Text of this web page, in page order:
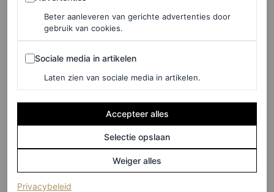
de monochrome pakken waren het vooral de slotlooks
met cleane bovenkleding en een
franjes aan de onderkant die de aandacht trokken.
Beter aanleveren van gerichte advertenties door
gebruik van cookies.
Sociale media in artikelen
Sociale media in artikelen
Laten zien van sociale media in artikelen.
Accepteer alles
Selectie opslaan
Weiger alles
Privacybeleid